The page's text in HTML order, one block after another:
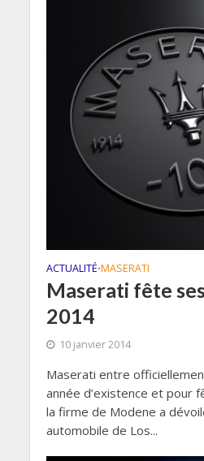
ACTUALITÉ•MASERATI
Maserati fête
2014
10 janvier 2014
Maserati entre
année d’existence et pour
la firme de Modene a
automobile de Los...